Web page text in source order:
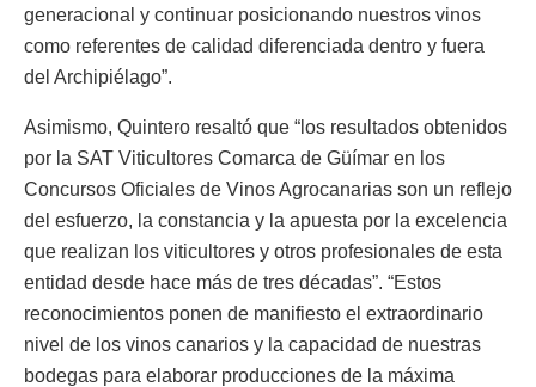
generacional y continuar posicionando nuestros vinos
como referentes de calidad diferenciada dentro y fuera
del Archipiélago”.
Asimismo, Quintero resaltó que “los resultados obtenidos
por la SAT Viticultores Comarca de Güímar en los
Concursos Oficiales de Vinos Agrocanarias son un reflejo
del esfuerzo, la constancia y la apuesta por la excelencia
que realizan los viticultores y otros profesionales de esta
entidad desde hace más de tres décadas”. “Estos
reconocimientos ponen de manifiesto el extraordinario
nivel de los vinos canarios y la capacidad de nuestras
bodegas para elaborar producciones de la máxima